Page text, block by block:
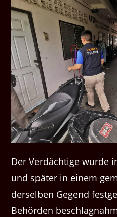
Der Verdächtige wurde
und später in einem
derselben Gegend
Behörden